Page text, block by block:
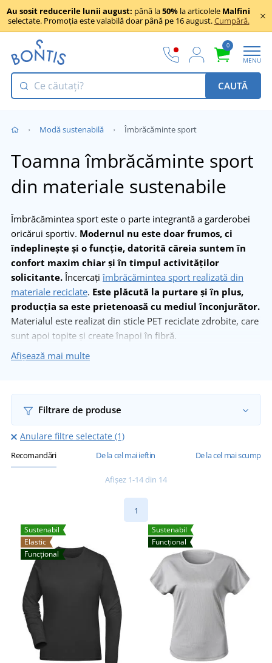
Au sosit reducerile lunii august: până la50% la articolele Malfini
selectate. Promoția este valabilă doar până pe 16 august.Cumpără.
0
MENU
CAUTĂ
Modă sustenabilă Îmbrăcăminte sport
Toamna îmbrăcăminte sport
din materiale sustenabile
Îmbrăcămintea sport este o parte integrantă a garderobei
oricărui sportiv. Modernul nu este doar frumos, ci
îndeplinește și o funcție, datorită căreia suntem în
confort maxim chiar și în timpul activităților
solicitante.Încercațiîmbrăcămintea sport realizată din
materiale reciclate. Este plăcută la purtare și în plus,
producția sa este prietenoasă cu mediul înconjurător.
Materialul este realizat din sticle PET reciclate zdrobite, care
sunt apoi topite și create înapoi în fibră.
Afișează mai multe
Afișează mai multe
Filtrare de produse
Anulare filtre selectate (1)
Recomandări De la cel mai ieftin De la cel mai scump
Afișez 1-14 din 14
1
Sustenabil
Elastic
Funcțional
Sustenabil
Funcțional